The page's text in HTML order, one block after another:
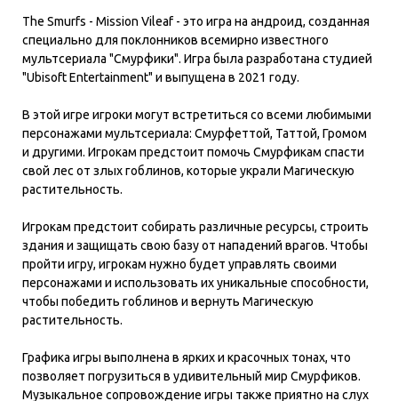
The Smurfs - Mission Vileaf - это игра на андроид, созданная
специально для поклонников всемирно известного
мультсериала "Смурфики". Игра была разработана студией
"Ubisoft Entertainment" и выпущена в 2021 году.
В этой игре игроки могут встретиться со всеми любимыми
персонажами мультсериала: Смурфеттой, Таттой, Громом
и другими. Игрокам предстоит помочь Смурфикам спасти
свой лес от злых гоблинов, которые украли Магическую
растительность.
Игрокам предстоит собирать различные ресурсы, строить
здания и защищать свою базу от нападений врагов. Чтобы
пройти игру, игрокам нужно будет управлять своими
персонажами и использовать их уникальные способности,
чтобы победить гоблинов и вернуть Магическую
растительность.
Графика игры выполнена в ярких и красочных тонах, что
позволяет погрузиться в удивительный мир Смурфиков.
Музыкальное сопровождение игры также приятно на слух